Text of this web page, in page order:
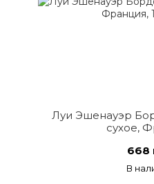
Луи Эшенауэр
сухое,
668
В